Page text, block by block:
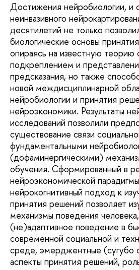
Достижения нейробиологии, и
неинвазивного
десятилетий не только
биологические основы
опираясь на известную теорию
подкреплением и
предсказания, но также
новой междисциплинарной
нейробиологии и принятия
нейроэкономики. Результаты
исследований позволили
существование связи
фундаментальными
(дофаминергическими)
обучения. Сформированный в
нейроэкономической
нейрокогнитивный подход к
принятия решений позволяет
механизмы поведения
(не)адаптивное поведение в
современной социальной и
среде, эмерджентные (сугубо
аспекты принятия решений,